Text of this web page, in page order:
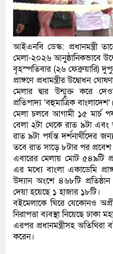
আইএনবি ডেস্ক: প্রধানমন্ত্রী
মেলা-২০২৬ আনুষ্ঠানিকভাবে
বৃহস্পতিবার (২৬ ফেব্রুয়ারি)
প্রাঙ্গণে প্রধামন্ত্রীর উদ্বোধন
মেলার দ্বার উন্মুক্ত করে
প্রতিপাদ্য ‘বহুমাত্রিক বাংলাদেশ’।
মেলা চলবে আগামী ১৫ মার্চ
বেলা ২টা থেকে রাত ৯টা এবং
রাত ৯টা পর্যন্ত দর্শনার্থীদের
তবে রাত সাড়ে ৮টার পর প্রবেশ
এবারের মেলায় মোট ৫৪৯টি
এর মধ্যে বাংলা একাডেমি
উদ্যান অংশে ৪৬৮টি
দেয়া হয়েছে ১ হাজার ১৮টি।
বইমেলাকে ঘিরে যেকোনও
নিরাপত্তা ব্যবস্থা নিয়েছে ঢাকা
এরপর প্রধানমন্ত্রীসহ অতিথিরা
করেন।